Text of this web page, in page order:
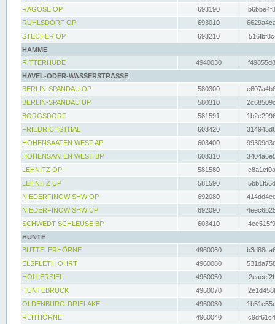
RAGÖSE OP
693190
RUHLSDORF OP
693010
STECHER OP
693210
HAMME
RITTERHUDE
4940030
HAVEL-ODER-WASSERSTRASSE
BERLIN-SPANDAU OP
580300
BERLIN-SPANDAU UP
580310
BORGSDORF
581591
FRIEDRICHSTHAL
603420
HOHENSAATEN WEST AP
603400
HOHENSAATEN WEST BP
603310
LEHNITZ OP
581580
LEHNITZ UP
581590
NIEDERFINOW SHW OP
692080
NIEDERFINOW SHW UP
692090
SCHWEDT SCHLEUSE BP
603410
HUNTE
BUTTELERHÖRNE
4960060
ELSFLETH OHRT
4960080
HOLLERSIEL
4960050
HUNTEBRÜCK
4960070
OLDENBURG-DRIELAKE
4960030
REITHÖRNE
4960040